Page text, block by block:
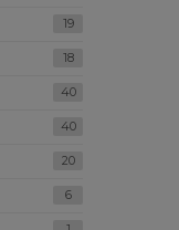
19
18
40
40
20
6